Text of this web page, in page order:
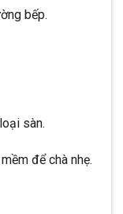
bếp.
sàn.
để chà nhẹ.